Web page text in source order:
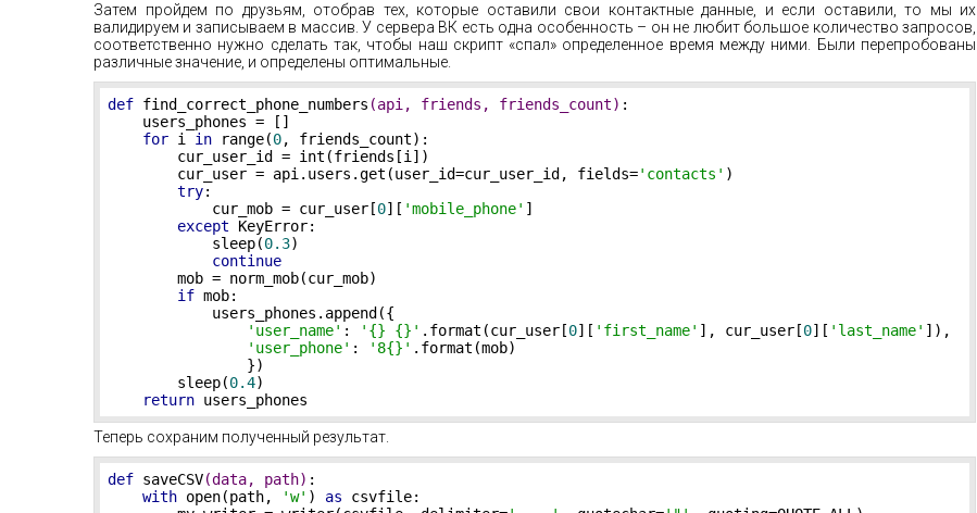
Затем пройдем по друзьям, отобрав тех, которые оставили свои контактные данные, и если оставили, то мы их
валидируем и записываем в массив. У сервера ВК есть одна особенность – он не любит большое количество запросов,
соответственно нужно сделать так, чтобы наш скрипт «спал» определенное время между ними. Были перепробованы
различные значение, и определены оптимальные.
def find_correct_phone_numbers (api, friends, friends_count) :
    users_phones = []
for i in range(0, friends_count):
        cur_user_id = int(friends[i])
        cur_user = api.users.get(user_id=cur_user_id, fields=
'contacts' )
try:
            cur_mob = cur_user[
0][ 'mobile_phone' ]
except KeyError:
            sleep(
0.3)
continue
        mob = norm_mob(cur_mob)
if mob:
            users_phones.append({
'user_name' : '{} {}' .format(cur_user[0][ 'first_name' ], cur_user[0][ 'last_name' ]),
'user_phone' : '8{}' .format(mob)
                })
        sleep(
0.4)
return users_phones
Теперь сохраним полученный результат.
def saveCSV(data, path) :
with open(path, 'w' ) as csvfile: